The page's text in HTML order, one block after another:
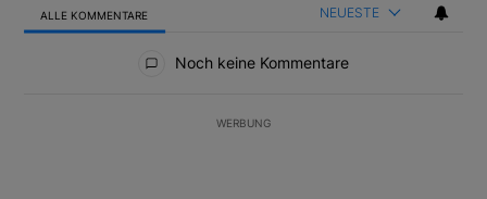
ALLE KOMMENTARE NEUESTE
Noch keine Kommentare
WERBUNG